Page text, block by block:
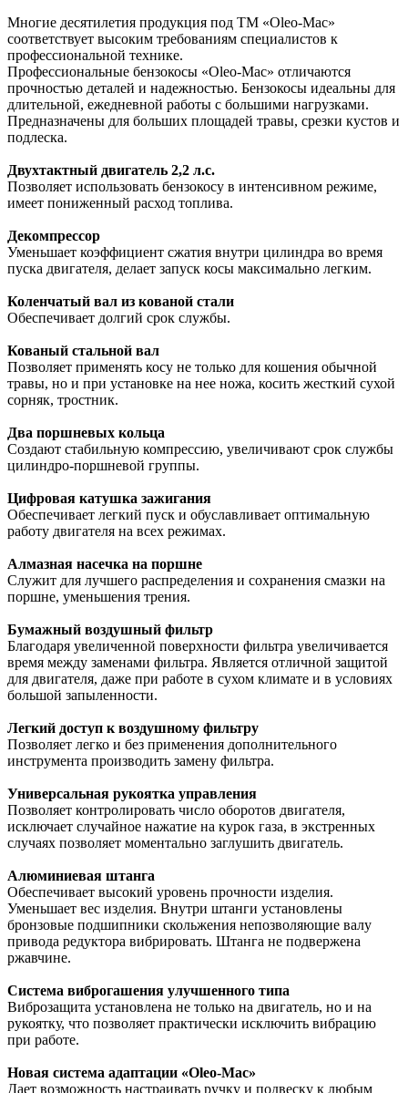
Многие десятилетия продукция под ТМ «Oleo-Mac»
соответствует высоким требованиям специалистов к
профессиональной технике.
Профессиональные бензокосы «Oleo-Mac» отличаются
прочностью деталей и надежностью. Бензокосы идеальны для
длительной, ежедневной работы с большими нагрузками.
Предназначены для больших площадей травы, срезки кустов и
подлеска.
Двухтактный двигатель 2,2 л.с.
Позволяет использовать бензокосу в интенсивном режиме,
имеет пониженный расход топлива.
Декомпрессор
Уменьшает коэффициент сжатия внутри цилиндра во время
пуска двигателя, делает запуск косы максимально легким.
Коленчатый вал из кованой стали
Обеспечивает долгий срок службы.
Кованый стальной вал
Позволяет применять косу не только для кошения обычной
травы, но и при установке на нее ножа, косить жесткий сухой
сорняк, тростник.
Два поршневых кольца
Создают стабильную компрессию, увеличивают срок службы
цилиндро-поршневой группы.
Цифровая катушка зажигания
Обеспечивает легкий пуск и обуславливает оптимальную
работу двигателя на всех режимах.
Алмазная насечка на поршне
Служит для лучшего распределения и сохранения смазки на
поршне, уменьшения трения.
Бумажный воздушный фильтр
Благодаря увеличенной поверхности фильтра увеличивается
время между заменами фильтра. Является отличной защитой
для двигателя, даже при работе в сухом климате и в условиях
большой запыленности.
Легкий доступ к воздушному фильтру
Позволяет легко и без применения дополнительного
инструмента производить замену фильтра.
Универсальная рукоятка управления
Позволяет контролировать число оборотов двигателя,
исключает случайное нажатие на курок газа, в экстренных
случаях позволяет моментально заглушить двигатель.
Алюминиевая штанга
Обеспечивает высокий уровень прочности изделия.
Уменьшает вес изделия. Внутри штанги установлены
бронзовые подшипники скольжения непозволяющие валу
привода редуктора вибрировать. Штанга не подвержена
ржавчине.
Система виброгашения улучшенного типа
Виброзащита установлена не только на двигатель, но и на
рукоятку, что позволяет практически исключить вибрацию
при работе.
Новая система адаптации «Oleo-Mac»
Дает возможность настраивать ручку и подвеску к любым